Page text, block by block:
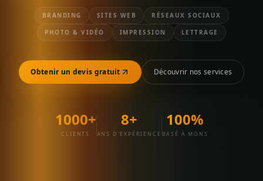
BRANDING SITES WEB RÉSEAUX SOCIAUX
PHOTO & VIDÉO IMPRESSION LETTRAGE
Obtenir un devis gratuit Découvrir nos services
1000+
CLIENTS
8+
ANS D'EXPÉRIENCE
100%
BASÉ À MONS